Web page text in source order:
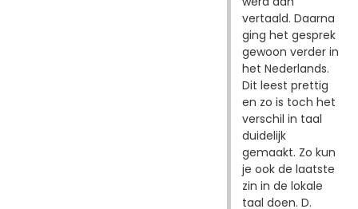
vertaald. Daarna
ging het gesprek
gewoon verder in
het Nederlands.
Dit leest prettig
en zo is toch het
verschil in taal
duidelijk
gemaakt. Zo kun
je ook de laatste
zin in de lokale
taal doen. D.